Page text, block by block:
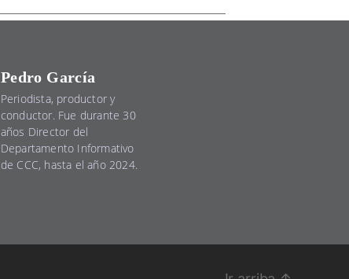
Pedro García
Periodista, productor y
conductor. Fue durante 30
años Director del
Departamento Informativo
de CCC, hasta el año 2024.